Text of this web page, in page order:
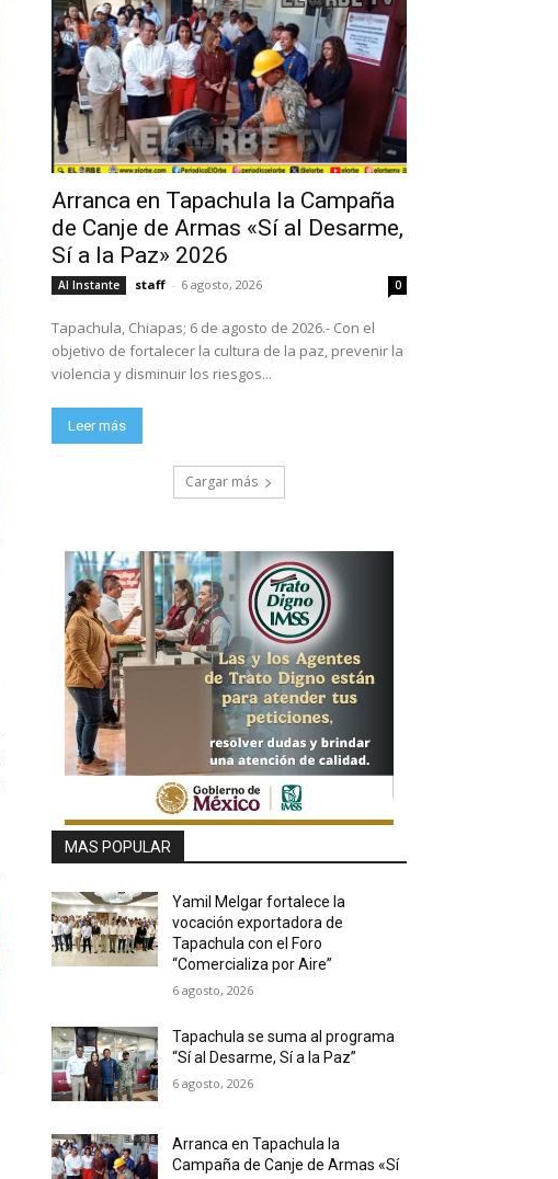
Arranca en Tapachula la Campaña
de Canje de Armas «Sí al Desarme,
Sí a la Paz» 2026
Al Instante staff - 6 agosto, 2026 0
Tapachula, Chiapas; 6 de agosto de 2026.- Con el
objetivo de fortalecer la cultura de la paz, prevenir la
violencia y disminuir los riesgos...
Leer más
Cargar más
MAS POPULAR
Yamil Melgar fortalece la
vocación exportadora de
Tapachula con el Foro
“Comercializa por Aire”
6 agosto, 2026
Tapachula se suma al programa
“Sí al Desarme, Sí a la Paz”
6 agosto, 2026
Arranca en Tapachula la
Campaña de Canje de Armas «Sí